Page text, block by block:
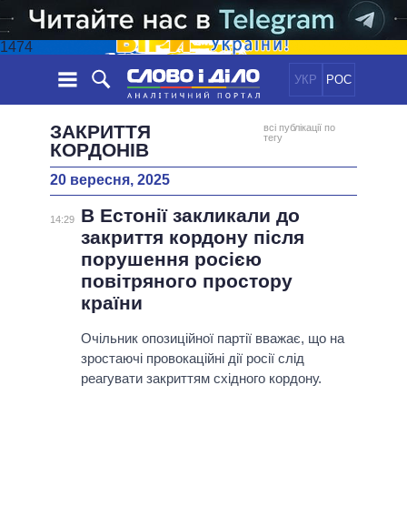
1474
УКР РОС
СТРІЧКА
ПОДІЇ
СТАТТІ
ДУМКИ
ОГЛЯДИ
ДАЙДЖЕСТИ
ПОЛІТИКА
ЕКОНОМІКА
СУСПІЛЬСТВО
СВІТ
ОБIЦЯНКИ
ПОЛIТИКИ
УСІ ПОЛІТИКИ
ПРЕЗИДЕНТ І ОФІС
ВЕРХОВНА РАДА
КАБІНЕТ МІНІСТРІВ
ГОЛОВИ ОБЛАДМІНІСТРАЦІЙ
МЕРИ МІСТ
ІНФОГРАФІКА
ВІДЕО
ПІДТРИМАТИ
ПОРІВНЯННЯ ПОЛІТИКІВ
ЗАКРИТТЯ
КОРДОНІВ
всі публікації по
тегу
20 вересня, 2025
14:29
В Естонії закликали до
закриття кордону після
порушення росією
повітряного простору
країни
Очільник опозиційної партії вважає, що на
зростаючі провокаційні дії росії слід
реагувати закриттям східного кордону.